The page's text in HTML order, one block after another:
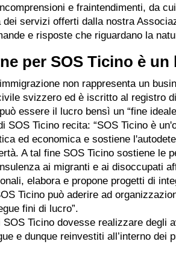
e fraintendimenti, da
dei servizi offerti dalla nostra
e risposte che riguardano la
per SOS Ticino è un
non rappresenta un
svizzero ed è iscritto al registro
essere il lucro bensì un “fine
SOS Ticino recita: “SOS Ticino è
ed economica e sostiene
A tal fine SOS Ticino sostiene le
ai migranti e ai disoccupati
elabora e propone progetti di
Ticino può aderire ad
fini di lucro”.
SOS Ticino dovesse realizzare
e dunque reinvestiti all’interno